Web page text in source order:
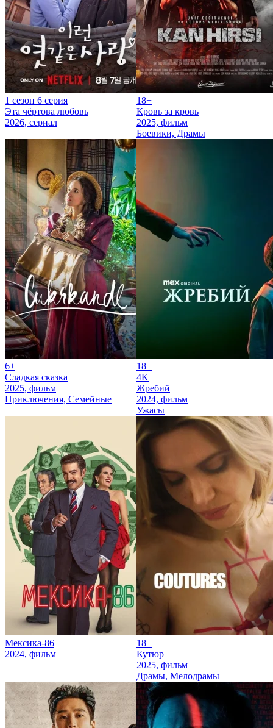
1 сезон 6 серия
Эта чёртова любовь
2026, сериал
18+
Кровь за кровь
2025, фильм
Боевики, Драмы
6+
Сладкая сказка
2025, фильм
Приключения, Семейные
18+
4K
Жребий
2024, фильм
Ужасы
Мексика-86
2024, фильм
18+
Кутюр
2025, фильм
Драмы, Мелодрамы